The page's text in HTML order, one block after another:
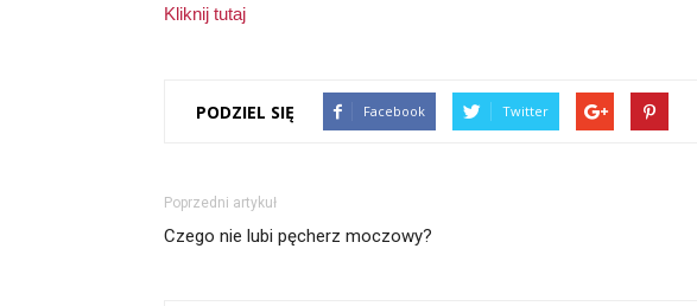
Kliknij tutaj
PODZIEL SIĘ Facebook Twitter
Poprzedni artykuł
Czego nie lubi pęcherz moczowy?